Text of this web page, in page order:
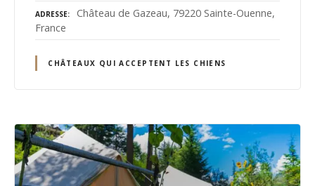
ADRESSE
Château de Gazeau, 79220 Sainte-Ouenne,
France
CHÂTEAUX QUI ACCEPTENT LES CHIENS